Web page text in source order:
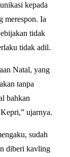
kepada
merespon. Ia
tidak
tidak adil.
Natal, yang
tanpa
bahkan
ujarnya.
sudah
diberi kavling